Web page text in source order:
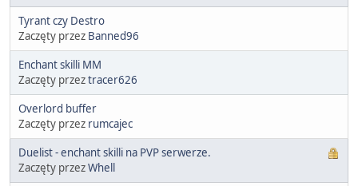
Tyrant czy Destro
Zaczęty przez Banned96
Enchant skilli MM
Zaczęty przeztracer626
Overlord buffer
Zaczęty przez rumcajec
Duelist - enchant skilli na PVP serwerze.
Zaczęty przezWhell